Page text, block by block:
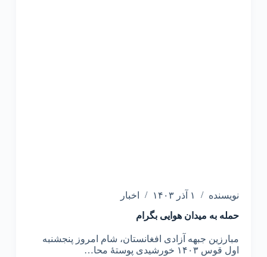
نویسنده ۱ آذر ۱۴۰۳
اخبار
حمله به میدان هوایی بگرام
مبارزین جبهه آزادی افغانستان، شام امروز پنجشنبه
اول قوس ۱۴۰۳ خورشیدی پوستهٔ محا…